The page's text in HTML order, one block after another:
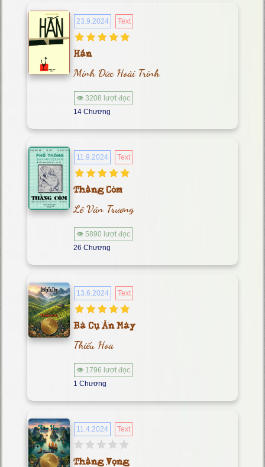
23.9.2024 Text
Hắn
Minh Đức Hoài Trinh
👁 3208 lượt đọc
14 Chương
11.9.2024 Text
Thằng Còm
Lê Văn Trương
👁 5890 lượt đọc
26 Chương
13.6.2024 Text
Bà Cụ Ăn Mày
Thiếu Hoa
👁 1796 lượt đọc
1 Chương
11.4.2024 Text
Thằng Vọng